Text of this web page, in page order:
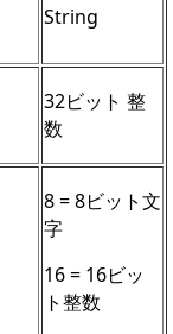
String
32ビット 整
数
8 = 8ビット文
字
16 = 16ビッ
ト整数